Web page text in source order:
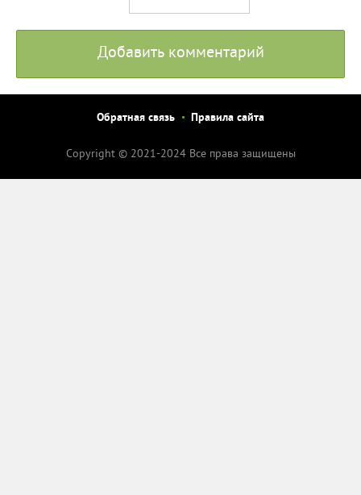
Добавить комментарий
Обратная связь Правила сайта
Copyright © 2021-2024 Все права защищены